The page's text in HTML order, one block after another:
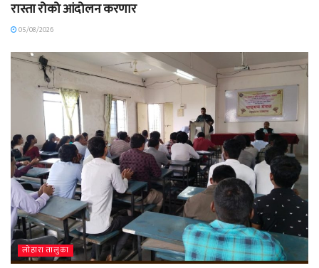
रास्ता रोको आंदोलन करणार
05/08/2026
लोहारा तालुका